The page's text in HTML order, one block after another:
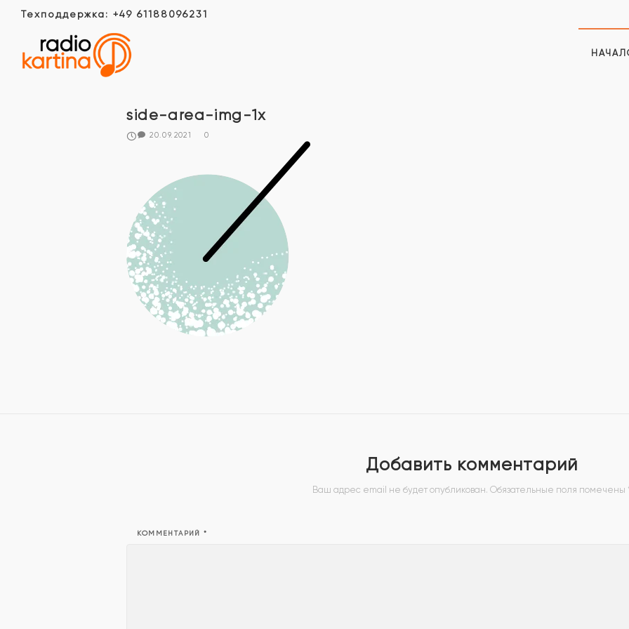
Техподдержка: +49 61188096231
side-area-img-1x
20.09.2021 0
Добавить комментарий
Ваш адрес email не будет опубликован. Обязательные поля помечены
КОММЕНТАРИЙ*